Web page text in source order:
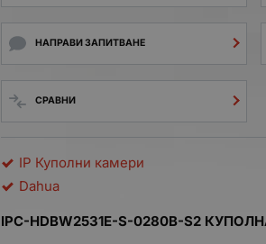
НАПРАВИ ЗАПИТВАНЕ
СРАВНИ
IP Куполни камери
Dahua
IPC-HDBW2531E-S-0280B-S2